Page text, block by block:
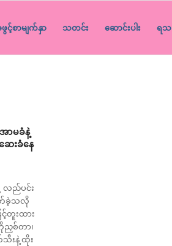
င့်စာမျက်နှာ သတင်း ဆောင်းပါး ရသ
ာမခံနဲ့
းခံနေ
လည်ပင်း
တ်ခဲ့သလို
းထား
ညှစ်တာ၊
းနဲ့ ထိုး